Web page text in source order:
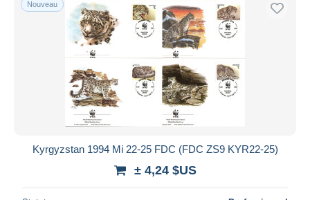
Uniquement en réduction
Livraison gratuite
Méthodes de paiement
PayPal
Virement bancaire
Visa
Mastercard
Bancontact
Nouveau
Kyrgyzstan 1994 Mi 22-25 FDC (FDC ZS9 KYR22-25)
± 4,24 $US